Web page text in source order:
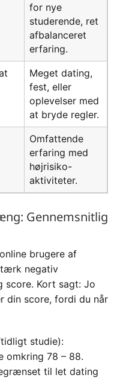
for nye
studerende, ret
afbalanceret
erfaring.
Meget dating,
fest, eller
oplevelser med
at bryde regler.
Omfattende
erfaring med
højrisiko-
aktiviteter.
Gennemsnitlig
brugere af
negativ
score. Kort sagt: Jo
din score, fordi du når
studie):
omkring 78 – 88.
til let dating